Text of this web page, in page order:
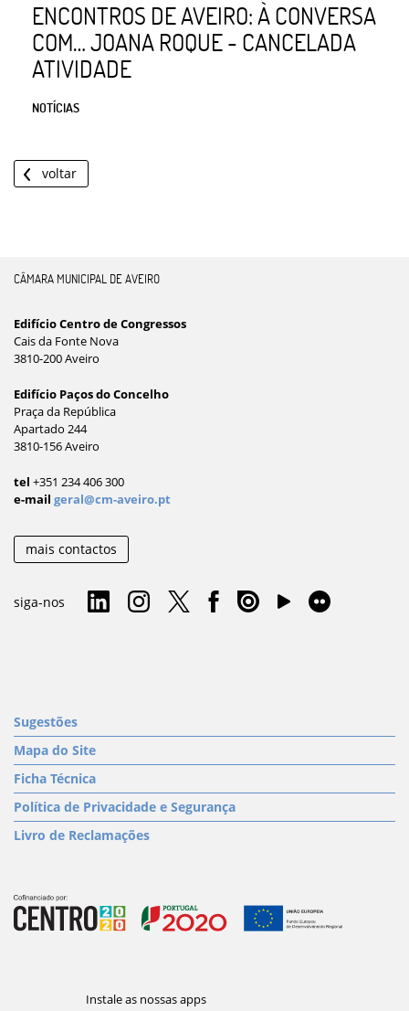
ENCONTROS DE AVEIRO: À CONVERSA
COM… JOANA ROQUE - CANCELADA
ATIVIDADE
NOTÍCIAS
voltar
CÂMARA MUNICIPAL DE AVEIRO
Edifício Centro de Congressos
Cais da Fonte Nova
3810-200 Aveiro
Edifício Paços do Concelho
Praça da República
Apartado 244
3810-156 Aveiro
tel +351 234 406 300
e-mail geral@cm-aveiro.pt
mais contactos
siga-nos
Sugestões
Mapa do Site
Ficha Técnica
Política de Privacidade e Segurança
Livro de Reclamações